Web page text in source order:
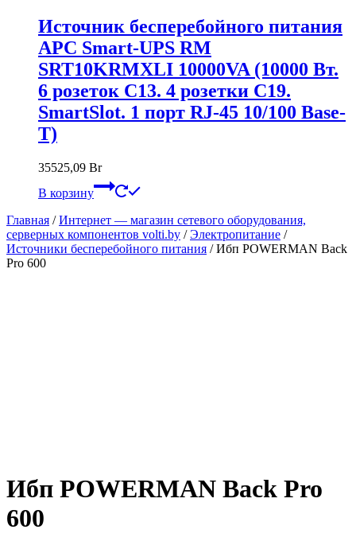
Источник бесперебойного питания
APC Smart-UPS RM
SRT10KRMXLI 10000VA (10000 Вт.
6 розеток C13. 4 розетки C19.
SmartSlot. 1 порт RJ-45 10/100 Base-
T)
35525,09 Br
В корзину
Главная / Интернет — магазин сетевого оборудования,
серверных компонентов volti.by / Электропитание /
Источники бесперебойного питания / Ибп POWERMAN Back
Pro 600
Ибп POWERMAN Back Pro
600